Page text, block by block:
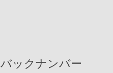
バックナンバー